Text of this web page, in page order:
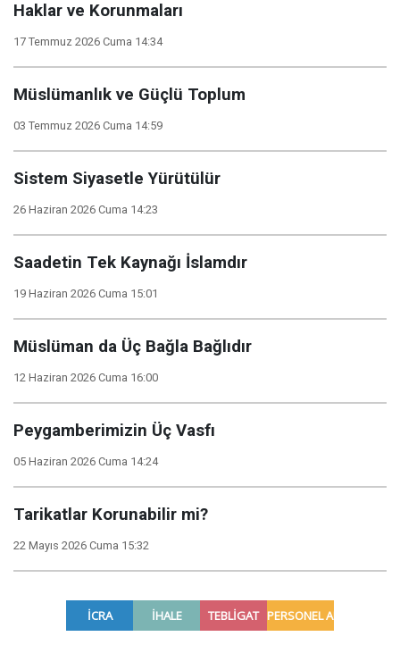
Haklar ve Korunmaları
17 Temmuz 2026 Cuma 14:34
Müslümanlık ve Güçlü Toplum
03 Temmuz 2026 Cuma 14:59
Sistem Siyasetle Yürütülür
26 Haziran 2026 Cuma 14:23
Saadetin Tek Kaynağı İslamdır
19 Haziran 2026 Cuma 15:01
Müslüman da Üç Bağla Bağlıdır
12 Haziran 2026 Cuma 16:00
Peygamberimizin Üç Vasfı
05 Haziran 2026 Cuma 14:24
Tarikatlar Korunabilir mi?
22 Mayıs 2026 Cuma 15:32